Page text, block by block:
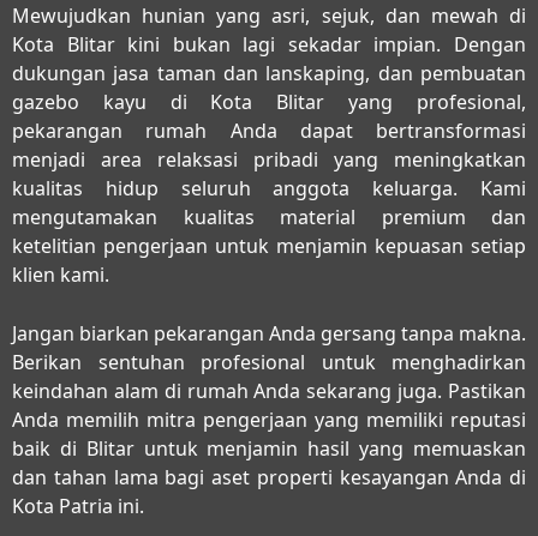
Mewujudkan hunian yang asri, sejuk, dan mewah di
Kota Blitar kini bukan lagi sekadar impian. Dengan
dukungan jasa taman dan lanskaping, dan pembuatan
gazebo kayu di Kota Blitar yang profesional,
pekarangan rumah Anda dapat bertransformasi
menjadi area relaksasi pribadi yang meningkatkan
kualitas hidup seluruh anggota keluarga. Kami
mengutamakan kualitas material premium dan
ketelitian pengerjaan untuk menjamin kepuasan setiap
klien kami.
Jangan biarkan pekarangan Anda gersang tanpa makna.
Berikan sentuhan profesional untuk menghadirkan
keindahan alam di rumah Anda sekarang juga. Pastikan
Anda memilih mitra pengerjaan yang memiliki reputasi
baik di Blitar untuk menjamin hasil yang memuaskan
dan tahan lama bagi aset properti kesayangan Anda di
Kota Patria ini.